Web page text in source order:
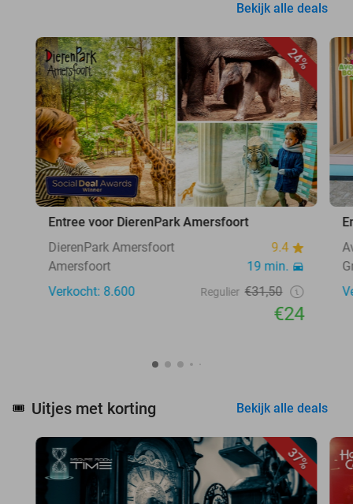
Bekijk alle deals
24%
Entree voor DierenPark Amersfoort
DierenPark Amersfoort
9.4
Amersfoort
19 min.
Verkocht: 8.600
Regulier €31,50
€24
🎟️ Uitjes met korting Bekijk alle deals
37%